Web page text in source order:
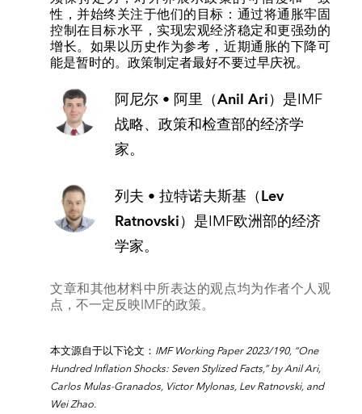
性，并始终关注于他们的目标：通过将通胀牢固
控制在目标水平，实现宏观经济稳定和更强劲的
增长。如果以历史作为参考，近期通胀的下降可
能是暂时的。政策制定者最好不要过早庆祝。
阿尼尔 • 阿里（Anil Ari） 是IMF
战略、政策和检查部的经济学
家。
列夫 • 拉特诺夫斯基（Lev
Ratnovski） 是IMF欧洲部的经济
学家。
文章和其他材料中所表达的观点均为作者个人观
点，不一定反映IMF的政策。
本文源自于以下论文： IMF Working Paper 2023/190, “One
Hundred Inflation Shocks: Seven Stylized Facts,” by Anil Ari,
Carlos Mulas-Granados, Victor Mylonas, Lev Ratnovski, and
Wei Zhao.